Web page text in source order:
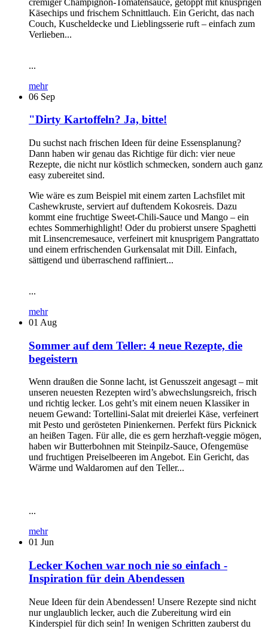
Käsechips und frischem Schnittlauch. Ein Gericht, das nach
Couch, Kuscheldecke und Lieblingsserie ruft – einfach zum
Verlieben...
...
mehr
06 Sep
"Dirty Kartoffeln? Ja, bitte!
Du suchst nach frischen Ideen für deine Essensplanung?
Dann haben wir genau das Richtige für dich: vier neue
Rezepte, die nicht nur köstlich schmecken, sondern auch ganz
easy zubereitet sind.
Wie wäre es zum Beispiel mit einem zarten Lachsfilet mit
Cashewkruste, serviert auf duftendem Kokosreis. Dazu
kommt eine fruchtige Sweet-Chili-Sauce und Mango – ein
echtes Sommerhighlight! Oder du probierst unsere Spaghetti
mit Linsencremesauce, verfeinert mit knusprigem Pangrattato
und einem erfrischenden Gurkensalat mit Dill. Einfach,
sättigend und überraschend raffiniert...
...
mehr
01 Aug
Sommer auf dem Teller: 4 neue Rezepte, die
begeistern
Wenn draußen die Sonne lacht, ist Genusszeit angesagt – mit
unseren neuesten Rezepten wird’s abwechslungsreich, frisch
und richtig lecker. Los geht’s mit einem neuen Klassiker in
neuem Gewand: Tortellini-Salat mit dreierlei Käse, verfeinert
mit Pesto und gerösteten Pinienkernen. Perfekt fürs Picknick
an heißen Tagen. Für alle, die es gern herzhaft-veggie mögen,
haben wir Butterbohnen mit Steinpilz-Sauce, Ofengemüse
und fruchtigen Preiselbeeren im Angebot. Ein Gericht, das
Wärme und Waldaromen auf den Teller...
...
mehr
01 Jun
Lecker Kochen war noch nie so einfach -
Inspiration für dein Abendessen
Neue Ideen für dein Abendessen! Unsere Rezepte sind nicht
nur unglaublich lecker, auch die Zubereitung wird ein
Kinderspiel für dich sein! In wenigen Schritten zauberst du